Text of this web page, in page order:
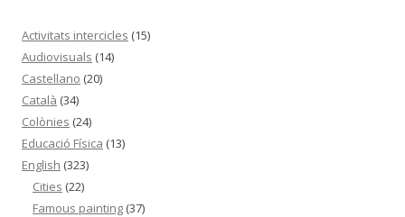
Activitats intercicles (15)
Audiovisuals (14)
Castellano (20)
Català (34)
Colònies (24)
Educació Física (13)
English (323)
Cities (22)
Famous painting (37)